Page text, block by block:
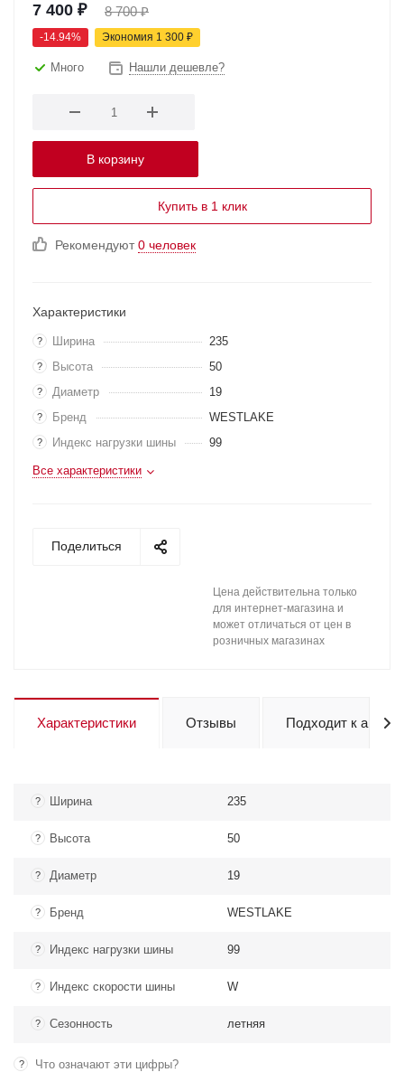
7 400 ₽ 8 700₽
-14.94% Экономия 1 300 ₽
Много Нашли дешевле?
В корзину
Купить в 1 клик
Рекомендуют0 человек
Характеристики
? Ширина 235
? Высота 50
? Диаметр 19
? Бренд WESTLAKE
? Индекс нагрузки шины 99
Все характеристики
Поделиться
Цена действительна только
для интернет-магазина и
может отличаться от цен в
розничных магазинах
Характеристики Отзывы Подходит к авто
? Ширина 235
? Высота 50
? Диаметр 19
? Бренд WESTLAKE
? Индекс нагрузки шины 99
? Индекс скорости шины W
? Сезонность летняя
? Что означают эти цифры?